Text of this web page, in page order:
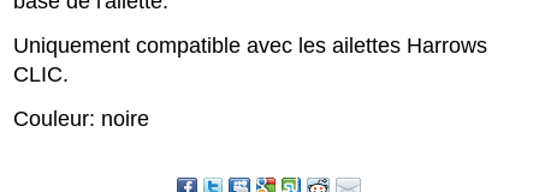
Uniquement compatible avec les ailettes Harrows
CLIC.
Couleur: noire